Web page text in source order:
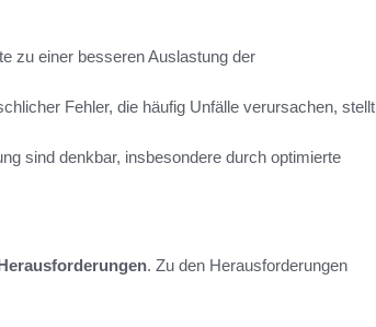
zu einer besseren Auslastung der
Fehler, die häufig Unfälle verursachen, stellt
sind denkbar, insbesondere durch optimierte
. Zu den Herausforderungen